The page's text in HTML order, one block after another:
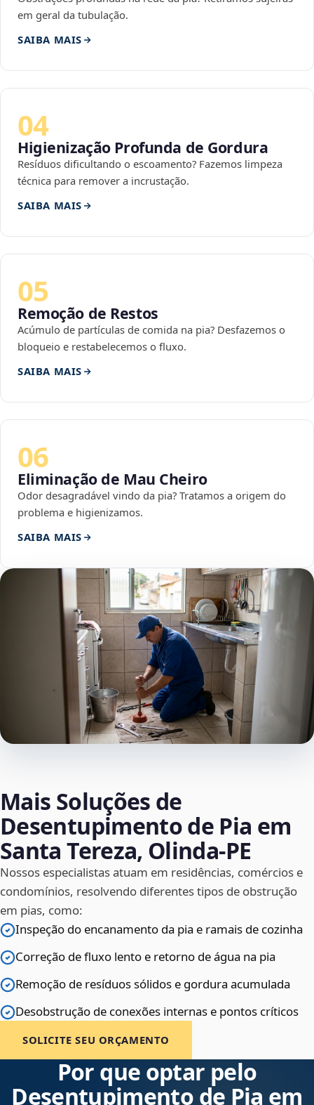
em geral da tubulação.
SAIBA MAIS
04
Higienização Profunda de Gordura
Resíduos dificultando o escoamento? Fazemos limpeza
técnica para remover a incrustação.
SAIBA MAIS
05
Remoção de Restos
Acúmulo de partículas de comida na pia? Desfazemos o
bloqueio e restabelecemos o fluxo.
SAIBA MAIS
06
Eliminação de Mau Cheiro
Odor desagradável vindo da pia? Tratamos a origem do
problema e higienizamos.
SAIBA MAIS
Mais Soluções de
Desentupimento de Pia em
Santa Tereza, Olinda‑PE
Nossos especialistas atuam em residências, comércios e
condomínios, resolvendo diferentes tipos de obstrução
em pias, como:
Inspeção do encanamento da pia e ramais de cozinha
Correção de fluxo lento e retorno de água na pia
Remoção de resíduos sólidos e gordura acumulada
Desobstrução de conexões internas e pontos críticos
SOLICITE SEU ORÇAMENTO
Por que optar pelo
Desentupimento de Pia em